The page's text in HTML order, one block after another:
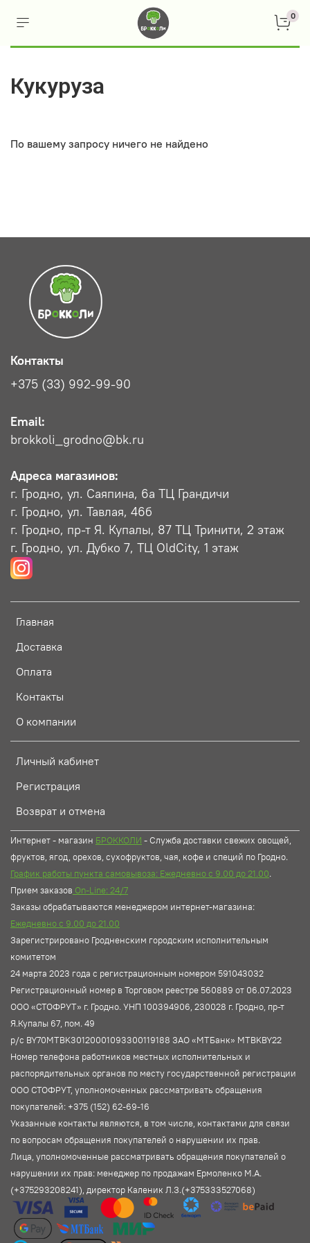
0
Кукуруза
По вашему запросу ничего не найдено
Главная
Доставка
Оплата
Контакты
О компании
Личный кабинет
Регистрация
Возврат и отмена
Контакты
+375 (33) 992-99-90
Email:
brokkoli_grodno@bk.ru
Адреса магазинов:
г. Гродно, ул. Саяпина, 6a ТЦ Грандичи
г. Гродно, ул. Тавлая, 46б
г. Гродно, пр-т Я. Купалы, 87 ТЦ Тринити, 2 этаж
г. Гродно, ул. Дубко 7, ТЦ OldCity, 1 этаж
Интернет - магазин БРОККОЛИ - Служба доставки свежих овощей,
фруктов, ягод, орехов, сухофруктов, чая, кофе и специй по Гродно.
График работы пункта самовывоза: Ежедневно с 9.00 до 21.00.
Прием заказов On-Line: 24/7
Заказы обрабатываются менеджером интернет-магазина:
Ежедневно с 9.00 до 21.00
Зарегистрировано Гродненским городским исполнительным
комитетом
24 марта 2023 года с регистрационным номером 591043032
Регистрационный номер в Торговом реестре 560889 от 06.07.2023
ООО «СТОФРУТ» г. Гродно. УНП 100394906, 230028 г. Гродно, пр-т
Я.Купалы 67, пом. 49
р/с BY70MTBK30120001093300119188 ЗАО «МТБанк» MTBKBY22
Номер телефона работников местных исполнительных и
распорядительных органов по месту государственной регистрации
ООО СТОФРУТ, уполномоченных рассматривать обращения
покупателей: +375 (152) 62-69-16
Указанные контакты являются, в том числе, контактами для связи
по вопросам обращения покупателей о нарушении их прав.
Лица, уполномоченные рассматривать обращения покупателей о
нарушении их прав: менеджер по продажам Ермоленко М.А.
(+375293208241), директор Каленик Л.З.(+375333527068)